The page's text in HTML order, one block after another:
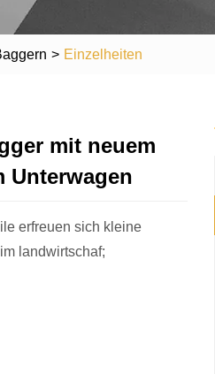
> Einzelheiten
mit neuem
Unterwagen
erfreuen sich kleine
landwirtschaf;